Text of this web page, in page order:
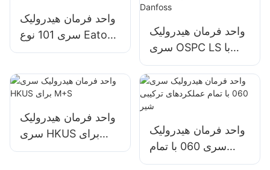
واحد فرمان هیدرولیک
سری 101 نوع Eaton
برای تراکتور
واحد فرمان هیدرولیک
سری OSPC LS با
سوراخ LS برای
Danfoss
واحد فرمان هیدرولیک
سری HKUS برای
M+S
واحد فرمان هیدرولیک
سری 060 با تمام
عملکردهای ترکیبی